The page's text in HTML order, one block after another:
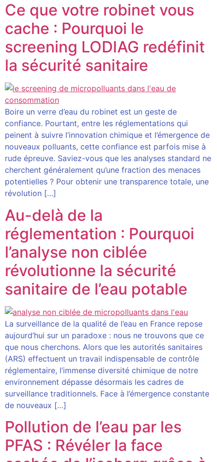
Ce que votre robinet vous
cache : Pourquoi le
screening LODIAG redéfinit
la sécurité sanitaire
Boire un verre d’eau du robinet est un geste de
confiance. Pourtant, entre les réglementations qui
peinent à suivre l’innovation chimique et l’émergence de
nouveaux polluants, cette confiance est parfois mise à
rude épreuve. Saviez-vous que les analyses standard ne
cherchent généralement qu’une fraction des menaces
potentielles ? Pour obtenir une transparence totale, une
révolution […]
Au-delà de la
réglementation : Pourquoi
l’analyse non ciblée
révolutionne la sécurité
sanitaire de l’eau potable
La surveillance de la qualité de l’eau en France repose
aujourd’hui sur un paradoxe : nous ne trouvons que ce
que nous cherchons. Alors que les autorités sanitaires
(ARS) effectuent un travail indispensable de contrôle
réglementaire, l’immense diversité chimique de notre
environnement dépasse désormais les cadres de
surveillance traditionnels. Face à l’émergence constante
de nouveaux […]
Pollution de l’eau par les
PFAS : Révéler la face